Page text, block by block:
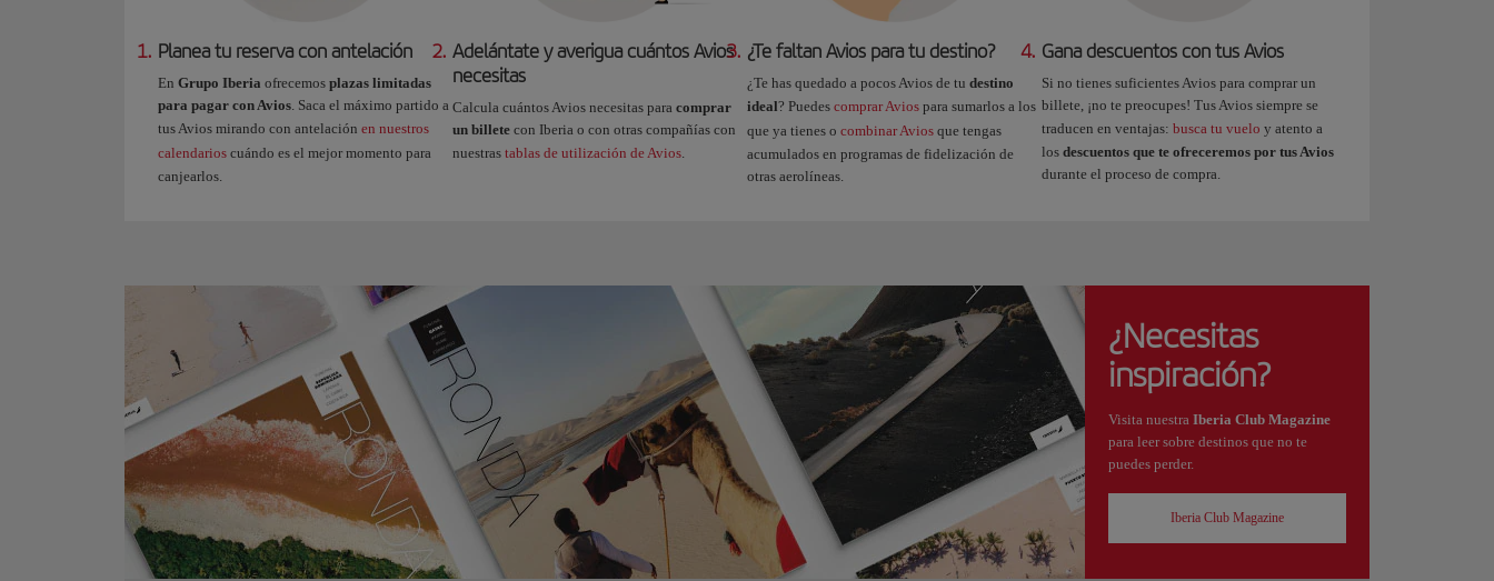
1. Planea tu reserva con antelación
En Grupo Iberia ofrecemos plazas limitadas
para pagar con Avios. Saca el máximo partido a
tus Avios mirando con antelación en nuestros
calendarios cuándo es el mejor momento para
canjearlos.
2. Adelántate y averigua cuántos Avios
necesitas
Calcula cuántos Avios necesitas para comprar
un billete con Iberia o con otras compañías con
nuestras tablas de utilización de Avios.
3. ¿Te faltan Avios para tu destino?
¿Te has quedado a pocos Avios de tu destino
ideal? Puedes comprar Avios para sumarlos a los
que ya tienes o combinar Avios que tengas
acumulados en programas de fidelización de
otras aerolíneas.
4. Gana descuentos con tus Avios
Si no tienes suficientes Avios para comprar un
billete, ¡no te preocupes! Tus Avios siempre se
traducen en ventajas: busca tu vuelo y atento a
los descuentos que te ofreceremos por tus Avios
durante el proceso de compra.
¿Necesitas
inspiración?
Visita nuestra Iberia Club Magazine
para leer sobre destinos que no te
puedes perder.
Iberia Club Magazine